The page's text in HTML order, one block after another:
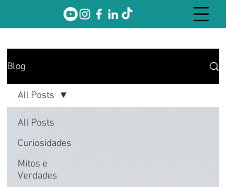
Blog
All Posts
Curiosidades
Mitos e
Verdades
All Posts